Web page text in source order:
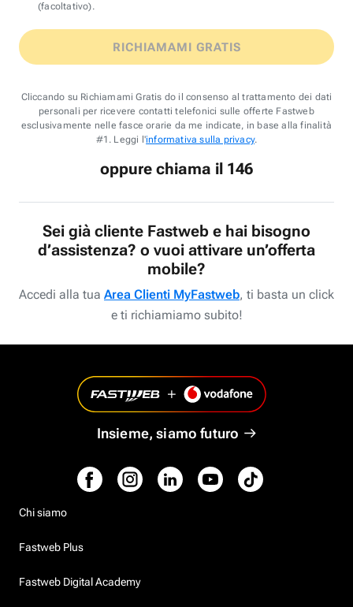
(facoltativo).
RICHIAMAMI GRATIS
Cliccando su Richiamami Gratis do il consenso al trattamento dei dati
personali per ricevere contatti telefonici sulle offerte Fastweb
esclusivamente nelle fasce orarie da me indicate, in base alla finalità
#1. Leggi l'informativa sulla privacy.
oppure chiama il 146
Sei già cliente Fastweb e hai bisogno
d’assistenza? o vuoi attivare un’offerta
mobile?
Accedi alla tua Area Clienti MyFastweb, ti basta un click
e ti richiamiamo subito!
Insieme, siamo futuro
Chi siamo
Fastweb Plus
Fastweb Digital Academy